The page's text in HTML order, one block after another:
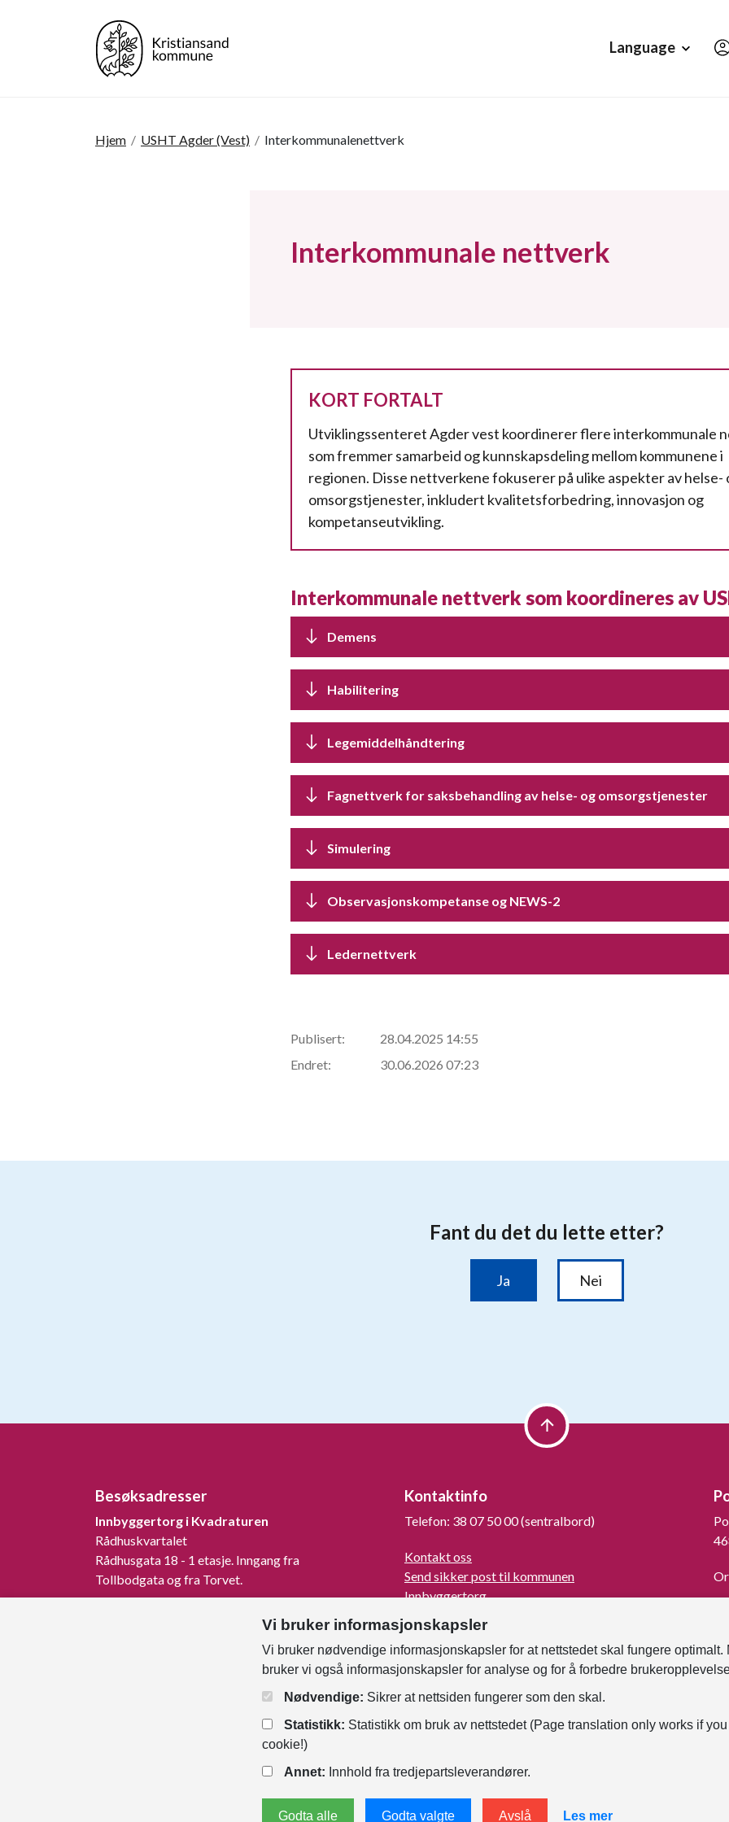
Language
Hjem / USHT Agder (Vest) / Interkommunalenettverk
Interkommunale nettverk
KORT FORTALT
Utviklingssenteret Agder vest koordinerer flere interkommunale
som fremmer samarbeid og kunnskapsdeling mellom kommunene i
regionen. Disse nettverkene fokuserer på ulike aspekter av helse-
omsorgstjenester, inkludert kvalitetsforbedring, innovasjon og
kompetanseutvikling.
Interkommunale nettverk som koordineres av
Demens
Habilitering
Legemiddelhåndtering
Fagnettverk for saksbehandling av helse- og omsorgstjenester
Simulering
Observasjonskompetanse og NEWS-2
Ledernettverk
Publisert:
28.04.2025 14:55
Endret:
30.06.2026 07:23
Besøksadresser
Innbyggertorg i Kvadraturen
Rådhuskvartalet
Rådhusgata 18 - 1 etasje. Inngang fra
Tollbodgata og fra Torvet.
Songdalsvegen 53, 4645 Nodeland.
Kontaktinfo
Telefon: 38 07 50 00 (sentralbord)
Kontakt oss
Send sikker post til kommunen
Innbyggertorg
Turistinformasjon
For mediene
Kunngjøringer og høringer
Om Kristiansand
Faktura til kommunen
Vi bruker informasjonskapsler
Vi bruker nødvendige informasjonskapsler for at nettstedet skal fungere optimalt.
bruker vi også informasjonskapsler for analyse og for å forbedre
Nødvendige: Sikrer at nettsiden fungerer som den skal.
Statistikk: Statistikk om bruk av nettstedet (Page translation only works if
cookie!)
Annet: Innhold fra tredjepartsleverandører.
Godta alle Godta valgte Avslå Les mer